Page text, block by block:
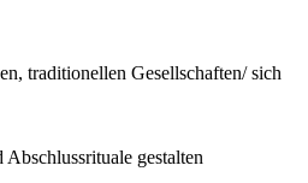
traditionellen Gesellschaften/ sich
gestalten